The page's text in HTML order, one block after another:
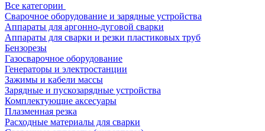
Все категории
Сварочное оборудование и зарядные устройства
Аппараты для аргонно-дуговой сварки
Аппараты для сварки и резки пластиковых труб
Бензорезы
Газосварочное оборудование
Генераторы и электростанции
Зажимы и кабели массы
Зарядные и пускозарядные устройства
Комплектующие аксесуары
Плазменная резка
Расходные материалы для сварки